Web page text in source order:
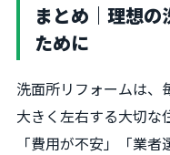
まとめ｜理想の
ために
洗面所リフォームは、
大きく左右する大切な
「費用が不安」「業